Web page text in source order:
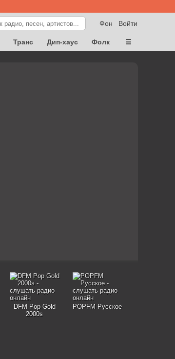
Войти
Фон
Транс Дип-хаус Фолк ☰
DFM Pop Gold
2000s
POPFM Русское